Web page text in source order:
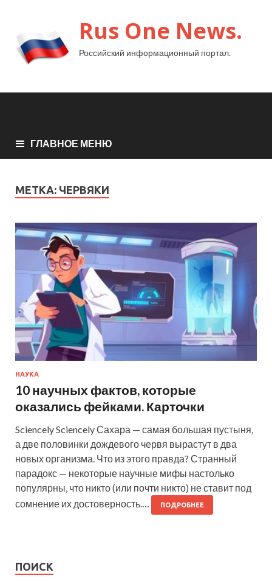
Rus One News.
Российский информационный портал.
ГЛАВНОЕ МЕНЮ
МЕТКА: ЧЕРВЯКИ
НАУКА
10 научных фактов, которые
оказались фейками. Карточки
Sciencely Sciencely Сахара — самая большая пустыня,
а две половинки дождевого червя вырастут в два
новых организма. Что из этого правда? Странный
парадокс — некоторые научные мифы настолько
популярны, что никто (или почти никто) не ставит под
сомнение их достоверность.…
ПОДРОБНЕЕ
ПОИСК